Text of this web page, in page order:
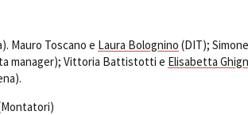
Mauro Toscano e Laura Bolognino (DIT); Simone
manager); Vittoria Battistotti e Elisabetta